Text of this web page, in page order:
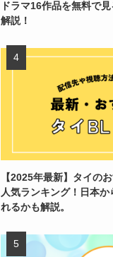
ドラマ16作品を無料で
解説！
【2025年最新】タイの
人気ランキング！日本
れるかも解説。